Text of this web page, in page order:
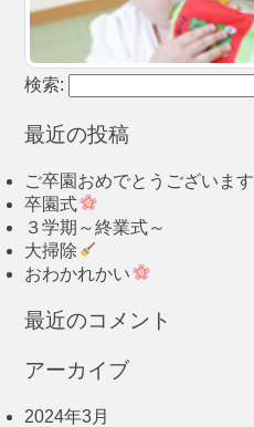
検索:
最近の投稿
ご卒園おめでとうございます
卒園式
３学期～終業式～
大掃除
おわかれかい
最近のコメント
アーカイブ
2024年3月